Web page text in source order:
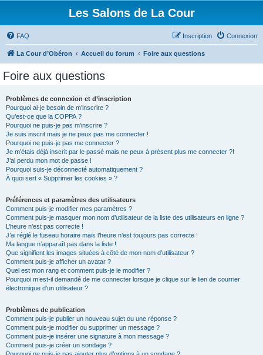
Les Salons de La Cour
FAQ Connexion
Inscription
La Cour d’Obéron Accueil du forum Foire aux questions
Foire aux questions
Problèmes de connexion et d’inscription
Pourquoi ai-je besoin de m’inscrire ?
Qu’est-ce que la COPPA ?
Pourquoi ne puis-je pas m’inscrire ?
Je suis inscrit mais je ne peux pas me connecter !
Pourquoi ne puis-je pas me connecter ?
Je m’étais déjà inscrit par le passé mais ne peux à présent plus me connecter ?!
J’ai perdu mon mot de passe !
Pourquoi suis-je déconnecté automatiquement ?
À quoi sert « Supprimer les cookies » ?
Préférences et paramètres des utilisateurs
Comment puis-je modifier mes paramètres ?
Comment puis-je masquer mon nom d’utilisateur de la liste des utilisateurs en ligne ?
L’heure n’est pas correcte !
J’ai réglé le fuseau horaire mais l’heure n’est toujours pas correcte !
Ma langue n’apparaît pas dans la liste !
Que signifient les images situées à côté de mon nom d’utilisateur ?
Comment puis-je afficher un avatar ?
Quel est mon rang et comment puis-je le modifier ?
Pourquoi m’est-il demandé de me connecter lorsque je clique sur le lien de courrier
électronique d’un utilisateur ?
Problèmes de publication
Comment puis-je publier un nouveau sujet ou une réponse ?
Comment puis-je modifier ou supprimer un message ?
Comment puis-je insérer une signature à mon message ?
Comment puis-je créer un sondage ?